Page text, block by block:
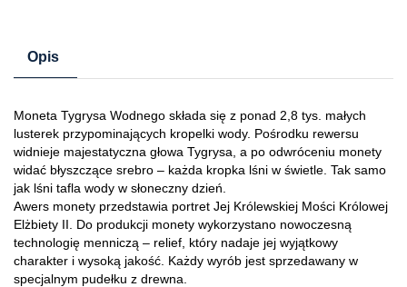
Opis
Moneta Tygrysa Wodnego składa się z ponad 2,8 tys. małych
lusterek przypominających kropelki wody. Pośrodku rewersu
widnieje majestatyczna głowa Tygrysa, a po odwróceniu monety
widać błyszczące srebro – każda kropka lśni w świetle. Tak samo
jak lśni tafla wody w słoneczny dzień.
Awers monety przedstawia portret Jej Królewskiej Mości Królowej
Elżbiety II. Do produkcji monety wykorzystano nowoczesną
technologię menniczą – relief, który nadaje jej wyjątkowy
charakter i wysoką jakość. Każdy wyrób jest sprzedawany w
specjalnym pudełku z drewna.